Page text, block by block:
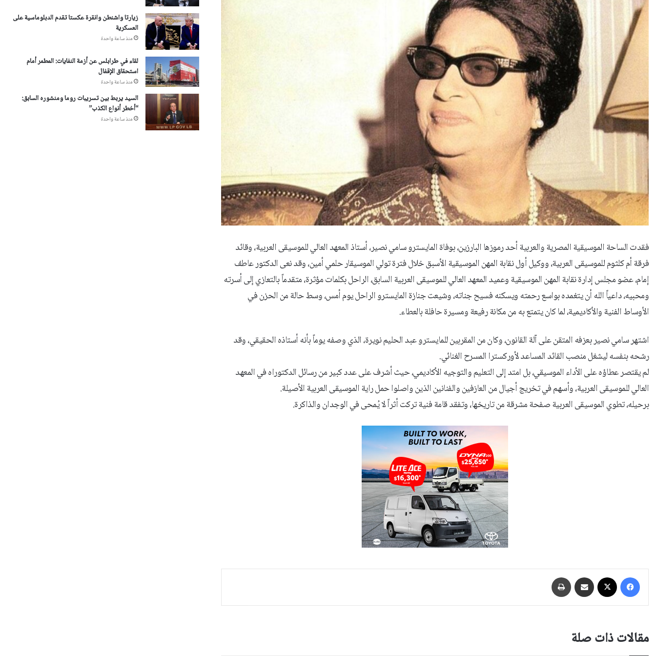
فقدت الساحة الموسيقية المصرية والعربية أحد رموزها البارزين، بوفاة المايسترو سامي نصير، أستاذ المعهد العالي للموسيقى العربية، وقائد
فرقة أم كلثوم للموسيقى العربية، ووكيل أول نقابة المهن الموسيقية الأسبق خلال فترة تولي الموسيقار حلمي أمين، وقد نعى الدكتور عاطف
إمام، عضو مجلس إدارة نقابة المهن الموسيقية وعميد المعهد العالي للموسيقى العربية السابق، الراحل بكلمات مؤثرة، متقدماً بالتعازي إلى أسرته
ومحبيه، داعياً الله أن يتغمده بواسع رحمته ويسكنه فسيح جناته، وشيعت جنازة المايسترو الراحل يوم أمس، وسط حالة من الحزن في
الأوساط الفنية والأكاديمية، لما كان يتمتع به من مكانة رفيعة ومسيرة حافلة بالعطاء.
اشتهر سامي نصير بعزفه المتقن على آلة القانون، وكان من المقربين للمايسترو عبد الحليم نويرة، الذي وصفه يوماً بأنه أستاذه الحقيقي، وقد
رشحه بنفسه ليشغل منصب القائد المساعد لأوركسترا المسرح الغنائي.
لم يقتصر عطاؤه على الأداء الموسيقي، بل امتد إلى التعليم والتوجيه الأكاديمي، حيث أشرف على عدد كبير من رسائل الدكتوراه في المعهد
العالي للموسيقى العربية، وأسهم في تخريج أجيال من العازفين والفنانين الذين واصلوا حمل راية الموسيقى العربية الأصيلة.
برحيله، تطوي الموسيقى العربية صفحة مشرقة من تاريخها، وتفقد قامة فنية تركت أثراً لا يُمحى في الوجدان والذاكرة.
فيسبوك مشاركة عبر البريد
مقالات ذات صلة
زيارتا واشنطن وانقرة عكستا تقدم الدبلوماسية على
العسكرية
منذ ساعة واحدة
لقاء في طرابلس عن أزمة النفايات: المطمر أمام
استحقاق الإقفال
منذ ساعة واحدة
السيد يربط بين تسريبات روما ومنشوره السابق:
“أخطر أنواع الكذب”
منذ ساعة واحدة